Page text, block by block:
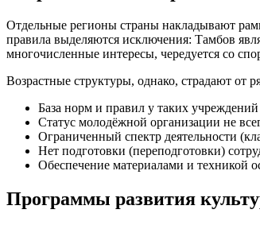
Отдельные регионы страны накладывают
правила выделяются исключения: Тамбов
многочисленные интересы, чередуется со
Возрастные структуры, однако, страдают от
База норм и правил у таких учреждений
Статус молодёжной организации не
Ограниченный спектр деятельности
Нет подготовки (переподготовки)
Обеспечение материалами и техникой
Программы развития